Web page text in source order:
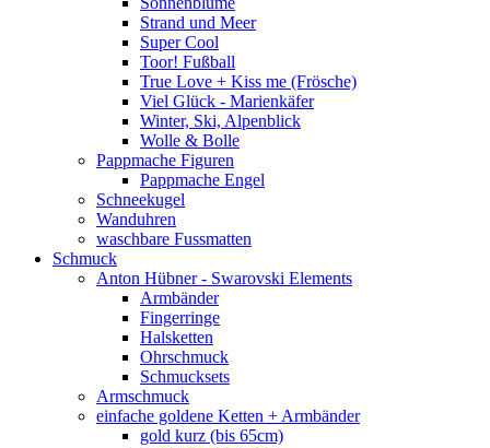
Strand und Meer
Super Cool
Toor! Fußball
True Love + Kiss me (Frösche)
Viel Glück - Marienkäfer
Winter, Ski, Alpenblick
Wolle & Bolle
Pappmache Figuren
Pappmache Engel
Schneekugel
Wanduhren
waschbare Fussmatten
Schmuck
Anton Hübner - Swarovski Elements
Armbänder
Fingerringe
Halsketten
Ohrschmuck
Schmucksets
Armschmuck
einfache goldene Ketten + Armbänder
gold kurz (bis 65cm)